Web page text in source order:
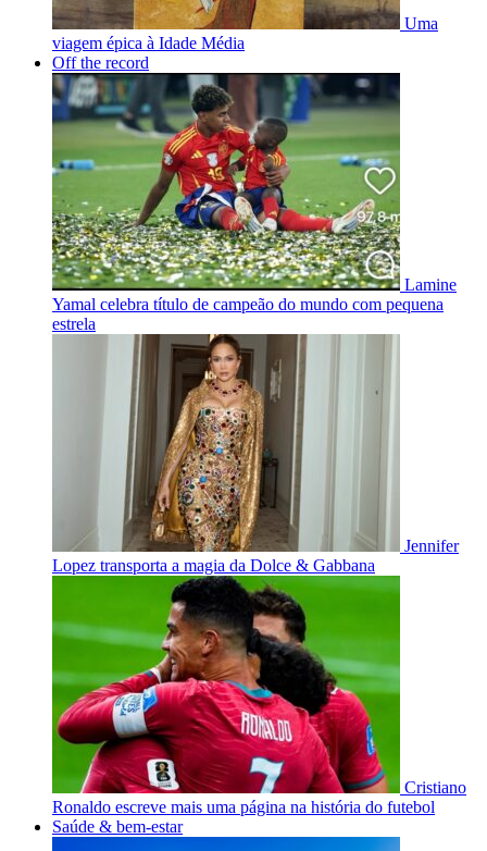
Uma
viagem épica à Idade Média
Off the record
Lamine
Yamal celebra título de campeão do mundo com pequena
estrela
Jennifer
Lopez transporta a magia da Dolce & Gabbana
Cristiano
Ronaldo escreve mais uma página na história do futebol
Saúde & bem-estar